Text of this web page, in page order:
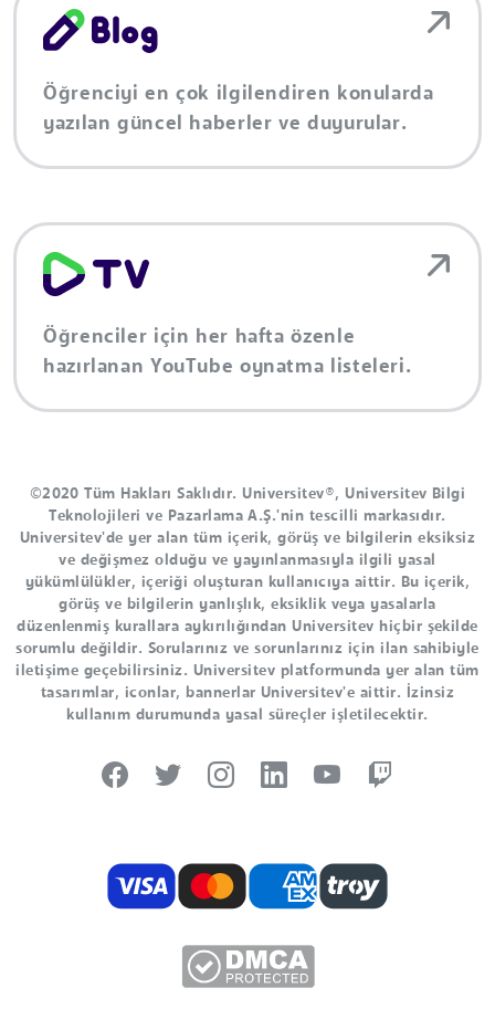
Öğrenciyi en çok ilgilendiren konularda
yazılan güncel haberler ve duyurular.
Öğrenciler için her hafta özenle
hazırlanan YouTube oynatma listeleri.
©2020 Tüm Hakları Saklıdır. Universitev®, Universitev Bilgi
Teknolojileri ve Pazarlama A.Ş.'nin tescilli markasıdır.
Universitev'de yer alan tüm içerik, görüş ve bilgilerin eksiksiz
ve değişmez olduğu ve yayınlanmasıyla ilgili yasal
yükümlülükler, içeriği oluşturan kullanıcıya aittir. Bu içerik,
görüş ve bilgilerin yanlışlık, eksiklik veya yasalarla
düzenlenmiş kurallara aykırılığından Universitev hiçbir şekilde
sorumlu değildir. Sorularınız ve sorunlarınız için ilan sahibiyle
iletişime geçebilirsiniz. Universitev platformunda yer alan tüm
tasarımlar, iconlar, bannerlar Universitev'e aittir. İzinsiz
kullanım durumunda yasal süreçler işletilecektir.